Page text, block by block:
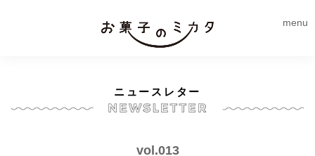
menu
ニュースレター
vol.013